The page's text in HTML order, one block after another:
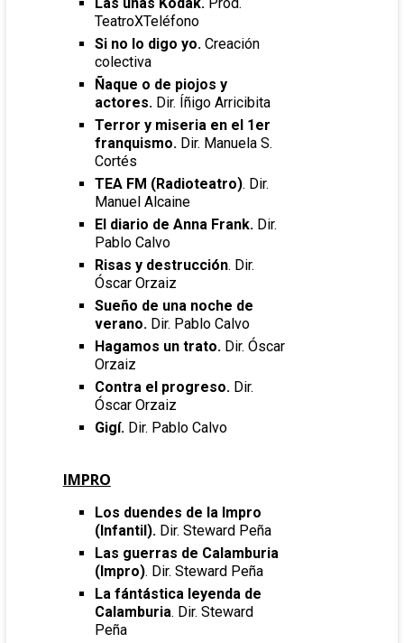
TeatroXTeléfono
Si no lo digo yo.Creación
colectiva
Ñaque o de piojos y
actores.Dir. Íñigo Arricibita
Terror y miseria en el 1er
franquismo.Dir. Manuela S.
Cortés
TEA FM (Radioteatro). Dir.
Manuel Alcaine
El diario de Anna Frank.Dir.
Pablo Calvo
Risas y destrucción. Dir.
Óscar Orzaiz
Sueño de una noche de
verano.Dir. Pablo Calvo
Hagamos un trato.Dir. Óscar
Orzaiz
Contra el progreso.Dir.
Óscar Orzaiz
Gigí.Dir. Pablo Calvo
IMPRO
Los duendes de la Impro
(Infantil).Dir. Steward Peña
Las guerras de Calamburia
(Impro). Dir. Steward Peña
La fántástica leyenda de
Calamburia. Dir. Steward
Peña